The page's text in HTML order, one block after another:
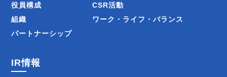
役員構成
組織
パートナーシップ
CSR活動
ワーク・ライフ・バランス
IR情報